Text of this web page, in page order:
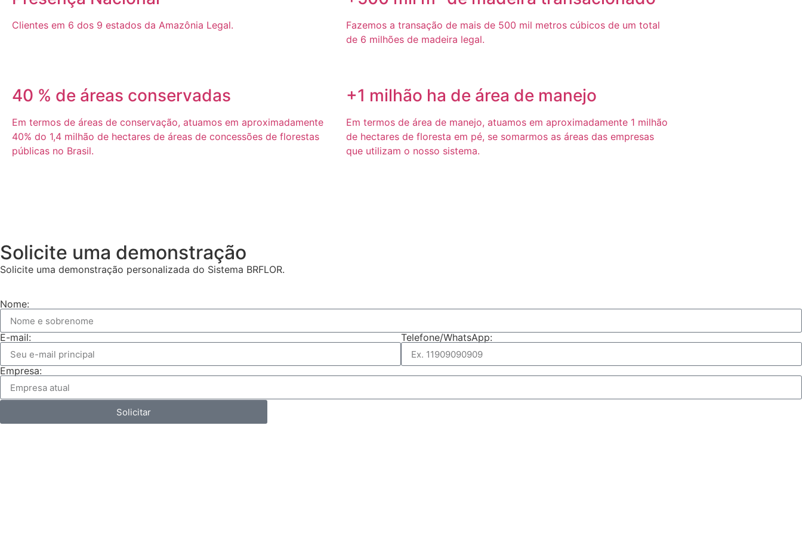
Clientes em 6 dos 9 estados da Amazônia Legal.
Fazemos a transação de mais de 500 mil metros cúbicos de um total
de 6 milhões de madeira legal.
40 % de áreas conservadas
Em termos de áreas de conservação, atuamos em aproximadamente
40% do 1,4 milhão de hectares de áreas de concessões de florestas
públicas no Brasil.
+1 milhão ha de área de manejo
Em termos de área de manejo, atuamos em aproximadamente 1 milhão
de hectares de floresta em pé, se somarmos as áreas das empresas
que utilizam o nosso sistema.
Solicite uma demonstração
Solicite uma demonstração personalizada do Sistema BRFLOR.
Nome:
E-mail: Telefone/WhatsApp:
Empresa:
Solicitar